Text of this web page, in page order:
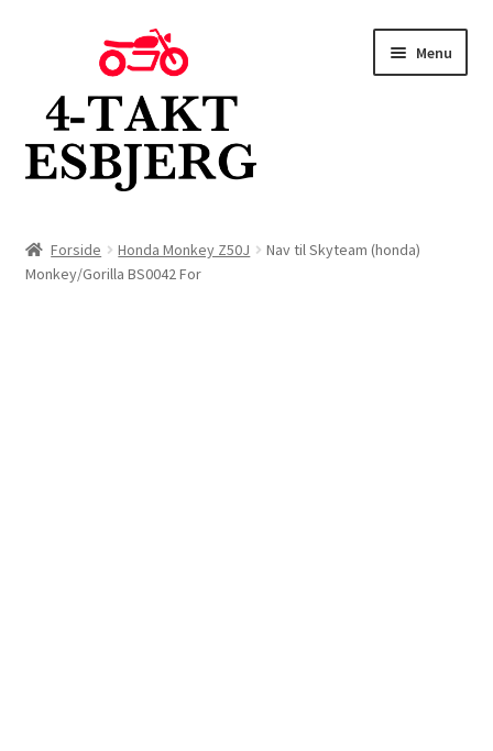
navigation
indhold
Menu
Butik
Forside Honda Monkey Z50J
Nav til Skyteam (honda)
Monkey/Gorilla BS0042 For